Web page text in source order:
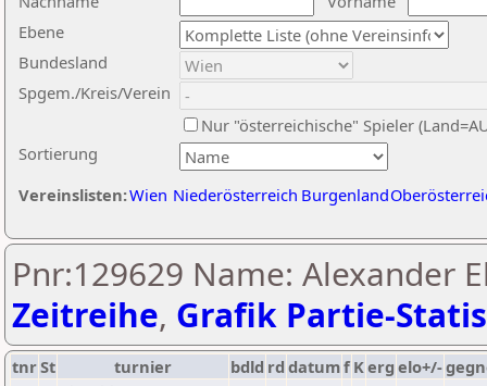
Ebene
Sortierung
Bundesland
Spgem./Kreis/Verein
Nur "österreichische" Spieler
Vereinslisten:Wien Niederösterreich Burgenland
Pnr:129629 Name: Alexander
Zeitreihe, Grafik Partie-
tnrSt turnier bdld rd datumf Kerg elo+/-